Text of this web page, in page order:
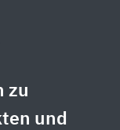
zu
und